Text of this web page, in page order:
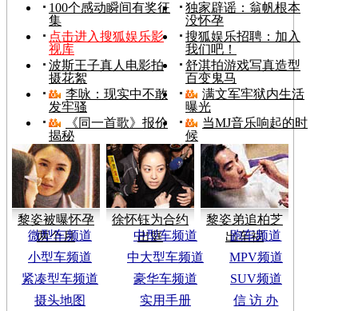
100个感动瞬间有奖征
集
独家辟谣：翁帆根本
没怀孕
点击进入搜狐娱乐影
视库
搜狐娱乐招聘：加入
我们吧！
波斯王子真人电影拍
摄花絮
舒淇拍游戏写真造型
百变鬼马
李咏：现实中不敢
发牢骚
满文军牢狱内生活
曝光
《同一首歌》报价
揭秘
当MJ音乐响起的时
候
黎姿被曝怀孕
两个月
徐怀钰为合约
出庭
黎姿弟追柏芝
出车祸
微型车频道 中型车频道
跑车频道
小型车频道
中大型车频道
MPV频道
紧凑型车频道
豪华车频道
SUV频道
摄头地图
实用手册
信 访 办